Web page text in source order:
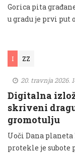
Gorica pita
u gradu je prvi put
I ZZ
20. travnja 2026.
Digitalna
skriveni
gromotulju
Uoči Dana
protekle je subote